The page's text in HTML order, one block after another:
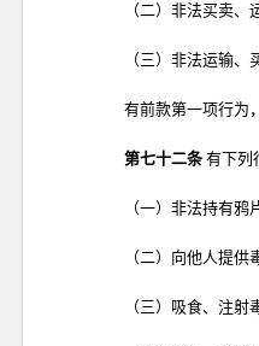
（二）非法买卖
（三）非法运输、
有前款第一项行为
第七十二条 有下列
（一）非法持有
（二）向他人提供
（三）吸食、注射